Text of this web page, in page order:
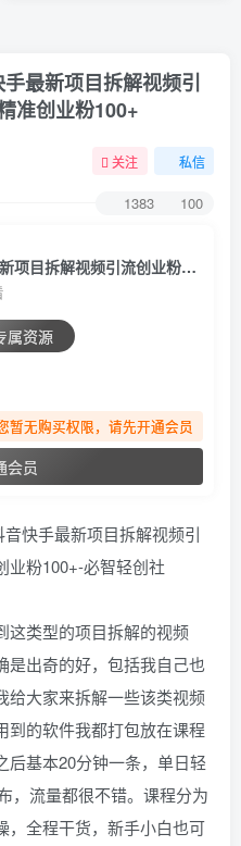
手最新项目拆解视频引
准创业粉100+
关注 私信
1383 100
（9447期）2024年抖音快手最新项目拆解视频引流创业粉，一天轻松引流精准创业粉100+
属资源
暂无购买权限，请先开通会员
会员
这类型的项目拆解的视频
是出奇的好，包括我自己也
给大家来拆解一些该类视频
到的软件我都打包放在课程
后基本20分钟一条，单日轻
，流量都很不错。课程分为
，全程干货，新手小白也可